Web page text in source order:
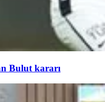
Bulut kararı